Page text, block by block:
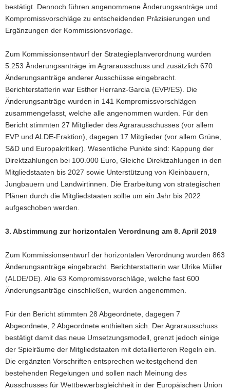
bestätigt. Dennoch führen angenommene Änderungsanträge und
Kompromissvorschläge zu entscheidenden Präzisierungen und
Ergänzungen der Kommissionsvorlage.
Zum Kommissionsentwurf der Strategieplanverordnung wurden
5.253 Änderungsanträge im Agrarausschuss und zusätzlich 670
Änderungsanträge anderer Ausschüsse eingebracht.
Berichterstatterin war Esther Herranz-Garcia (EVP/ES). Die
Änderungsanträge wurden in 141 Kompromissvorschlägen
zusammengefasst, welche alle angenommen wurden. Für den
Bericht stimmten 27 Mitglieder des Agrarausschusses (vor allem
EVP und ALDE-Fraktion), dagegen 17 Mitglieder (vor allem Grüne,
S&D und Europakritiker). Wesentliche Punkte sind: Kappung der
Direktzahlungen bei 100.000 Euro, Gleiche Direktzahlungen in den
Mitgliedstaaten bis 2027 sowie Unterstützung von Kleinbauern,
Jungbauern und Landwirtinnen. Die Erarbeitung von strategischen
Plänen durch die Mitgliedstaaten sollte um ein Jahr bis 2022
aufgeschoben werden.
3. Abstimmung zur horizontalen Verordnung am 8. April 2019
Zum Kommissionsentwurf der horizontalen Verordnung wurden 863
Änderungsanträge eingebracht. Berichterstatterin war Ulrike Müller
(ALDE/DE). Alle 63 Kompromissvorschläge, welche fast 600
Änderungsanträge einschließen, wurden angenommen.
Für den Bericht stimmten 28 Abgeordnete, dagegen 7
Abgeordnete, 2 Abgeordnete enthielten sich. Der Agrarausschuss
bestätigt damit das neue Umsetzungsmodell, grenzt jedoch einige
der Spielräume der Mitgliedstaaten mit detaillierteren Regeln ein.
Die ergänzten Vorschriften entsprechen weitestgehend den
bestehenden Regelungen und sollen nach Meinung des
Ausschusses für Wettbewerbsgleichheit in der Europäischen Union